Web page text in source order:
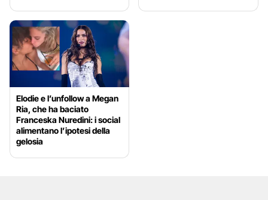
Elodie e l’unfollow a Megan
Ria, che ha baciato
Franceska Nuredini: i social
alimentano l’ipotesi della
gelosia